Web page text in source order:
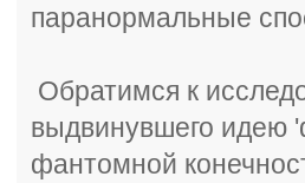
паранормальные
Обратимся к
выдвинувшего идею
фантомной